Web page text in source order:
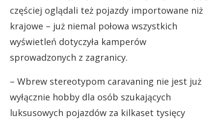
częściej oglądali też pojazdy importowane niż
krajowe – już niemal połowa wszystkich
wyświetleń dotyczyła kamperów
sprowadzonych z zagranicy.
– Wbrew stereotypom caravaning nie jest już
wyłącznie hobby dla osób szukających
luksusowych pojazdów za kilkaset tysięcy